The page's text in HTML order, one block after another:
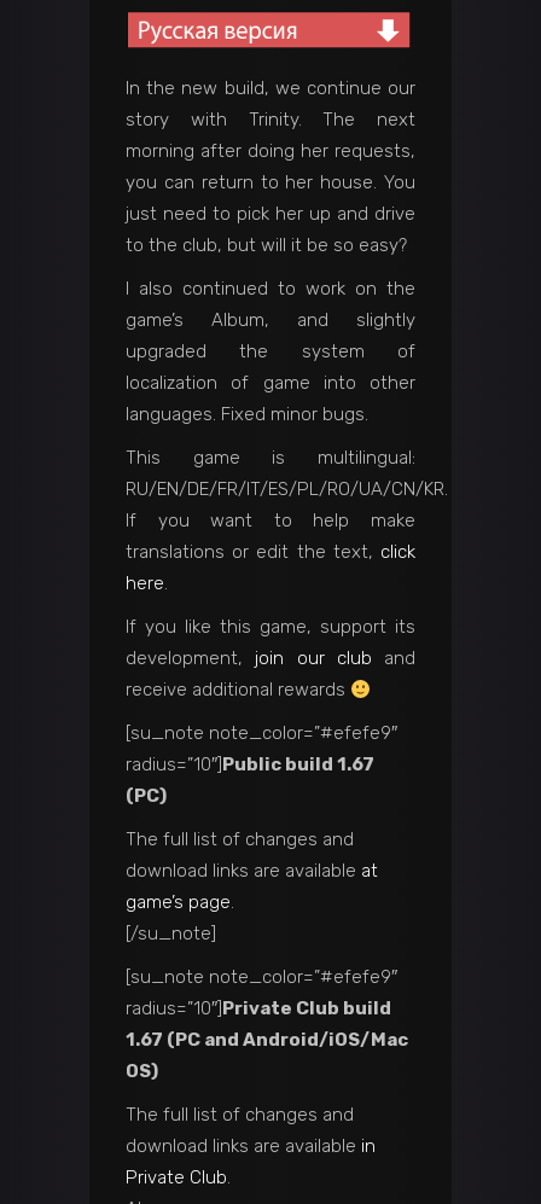
In the new build, we continue our
story with Trinity. The next
morning after doing her requests,
you can return to her house. You
just need to pick her up and drive
to the club, but will it be so easy?
I also continued to work on the
game’s Album, and slightly
upgraded the system of
localization of game into other
languages. Fixed minor bugs.
This game is multilingual:
RU/EN/DE/FR/IT/ES/PL/RO/UA/CN/KR.
If you want to help make
translations or edit the text, click
here.
If you like this game, support its
development, join our club and
receive additional rewards
[su_note note_color=”#efefe9″
radius=”10″] Public build 1.67
(PC)
The full list of changes and
download links are available at
game’s page.
[/su_note]
[su_note note_color=”#efefe9″
radius=”10″] Private Club build
1.67 (PC and Android/iOS/Mac
OS)
The full list of changes and
download links are available in
Private Club.